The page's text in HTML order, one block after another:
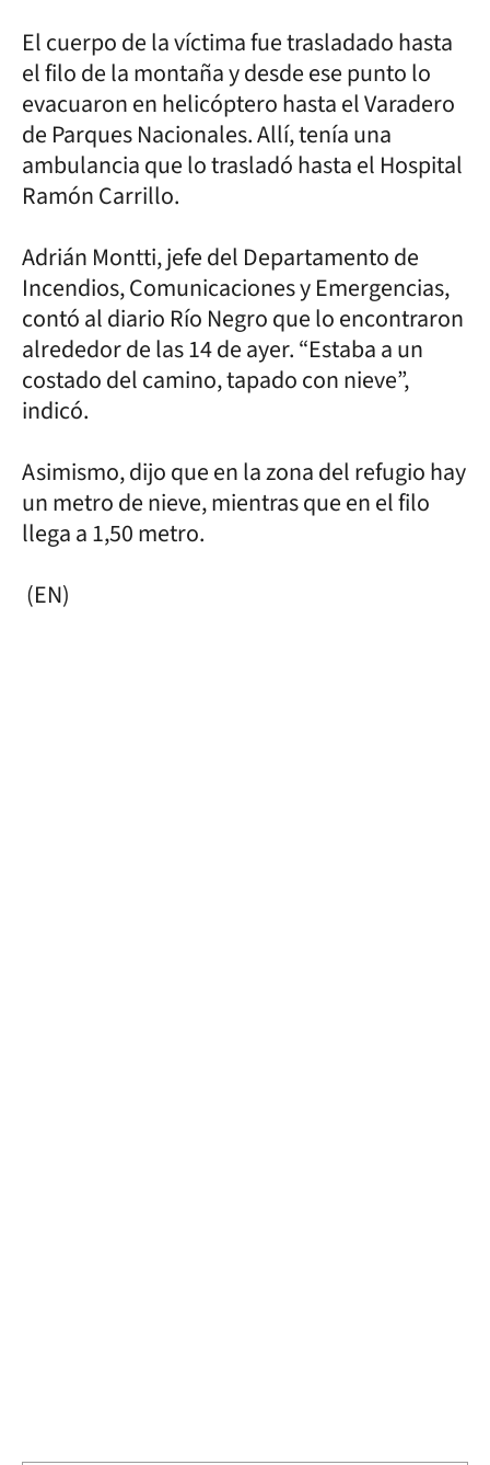
El cuerpo de la víctima fue trasladado hasta
el filo de la montaña y desde ese punto lo
evacuaron en helicóptero hasta el Varadero
de Parques Nacionales. Allí, tenía una
ambulancia que lo trasladó hasta el Hospital
Ramón Carrillo.
Adrián Montti, jefe del Departamento de
Incendios, Comunicaciones y Emergencias,
contó al diario Río Negro que lo encontraron
alrededor de las 14 de ayer. “Estaba a un
costado del camino, tapado con nieve”,
indicó.
Asimismo, dijo que en la zona del refugio hay
un metro de nieve, mientras que en el filo
llega a 1,50 metro.
(EN)